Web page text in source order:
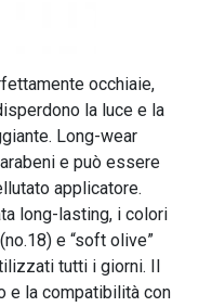
occhiaie,
la luce e la
Long-wear
e può essere
applicatore.
long-lasting, i colori
e “soft olive”
tutti i giorni. Il
e la compatibilità con